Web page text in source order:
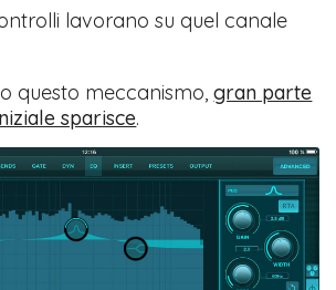
lavorano su quel canale
questo meccanismo,gran parte
sparisce.